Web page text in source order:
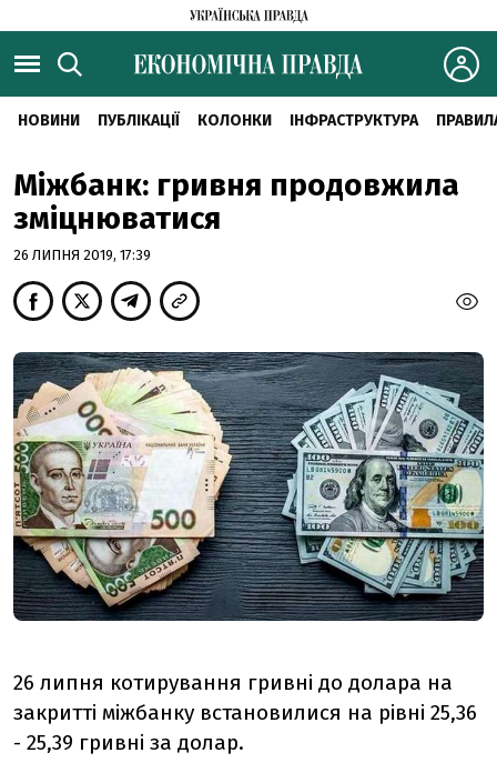
НОВИНИ ПУБЛІКАЦІЇ КОЛОНКИ ІНФРАСТРУКТУРА
Міжбанк: гривня продовжила
зміцнюватися
26 ЛИПНЯ 2019, 17:39
26 липня котирування гривні до долара на
закритті міжбанку встановилися на рівні 25,36
- 25,39 гривні за долар.